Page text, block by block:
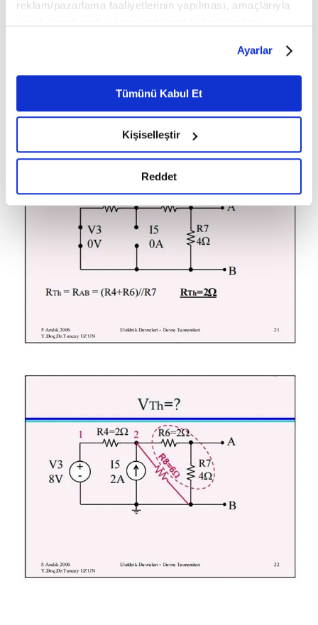
reklam/pazarlama faaliyetlerinin yapılması, amaçlarıyla
belirleyebilirsiniz. Çerezlere ilişkin detaylı bilgi için
Ayarlar butonuna tıklayabilir,Çerez Bilgilendirme
Metnimizi ziyaret edebilirsiniz.
6698 sayılı Kişisel Verilerin Korunması Kanunu uyarınca
okumak ve sitemizi ziyaretiniz kapsamında
gerçekleştirilen veri işleme faaliyetleri ile ilgili daha
detaylı bilgi almak için lütfentıklayınız.
Ayarlar
Tümünü Kabul Et
Kişiselleştir
Reddet